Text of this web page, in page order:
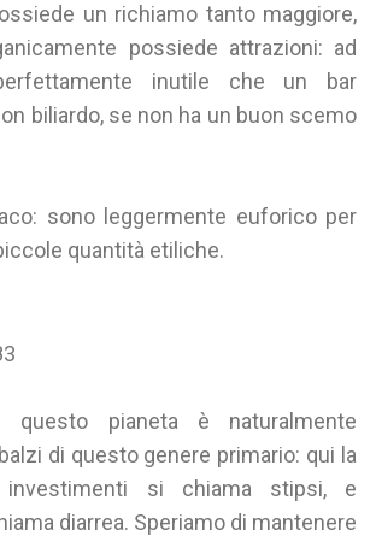
un richiamo tanto maggiore,
possiede attrazioni: ad
inutile che un bar
biliardo, se non ha un buon scemo
sono leggermente euforico per
quantità etiliche.
questo pianeta è naturalmente
di questo genere primario: qui la
investimenti si chiama stipsi, e
diarrea. Speriamo di mantenere